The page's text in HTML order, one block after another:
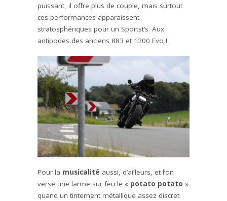
puissant, il offre plus de couple, mais surtout
ces performances apparaissent
stratosphériques pour un Sportst’s. Aux
antipodes des anciens 883 et 1200 Evo !
Pour la musicalité aussi, d’ailleurs, et l’on
verse une larme sur feu le « potato potato »
quand un tintement métallique assez discret